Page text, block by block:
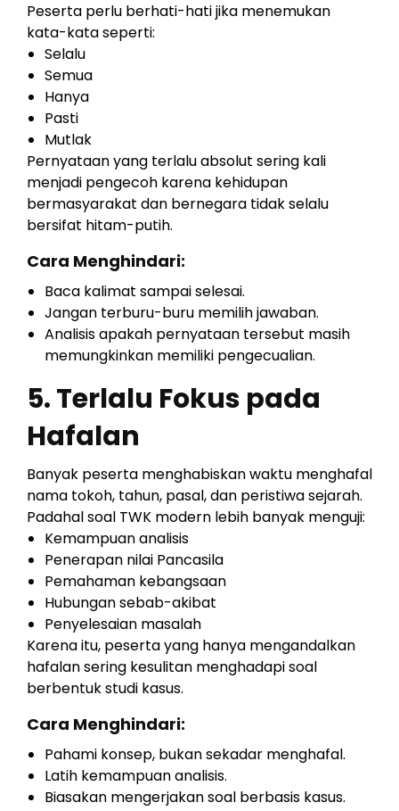
Peserta perlu berhati-hati jika menemukan
kata-kata seperti:
Selalu
Semua
Hanya
Pasti
Mutlak
Pernyataan yang terlalu absolut sering kali
menjadi pengecoh karena kehidupan
bermasyarakat dan bernegara tidak selalu
bersifat hitam-putih.
Cara Menghindari:
Baca kalimat sampai selesai.
Jangan terburu-buru memilih jawaban.
Analisis apakah pernyataan tersebut masih
memungkinkan memiliki pengecualian.
5. Terlalu Fokus pada
Hafalan
Banyak peserta menghabiskan waktu menghafal
nama tokoh, tahun, pasal, dan peristiwa sejarah.
Padahal soal TWK modern lebih banyak menguji:
Kemampuan analisis
Penerapan nilai Pancasila
Pemahaman kebangsaan
Hubungan sebab-akibat
Penyelesaian masalah
Karena itu, peserta yang hanya mengandalkan
hafalan sering kesulitan menghadapi soal
berbentuk studi kasus.
Cara Menghindari:
Pahami konsep, bukan sekadar menghafal.
Latih kemampuan analisis.
Biasakan mengerjakan soal berbasis kasus.